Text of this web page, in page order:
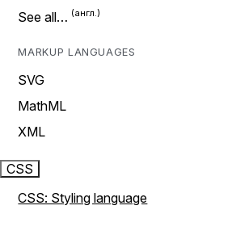
See all…
MARKUP LANGUAGES
SVG
MathML
XML
CSS
CSS: Styling language